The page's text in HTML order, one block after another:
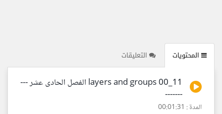
المحتويات التعليقات
11_00 layers and groups الفصل الحادى عشر ---
-------
المدة : 00:01:31